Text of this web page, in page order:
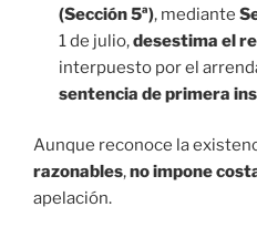
(Sección 5ª), mediante
1 de julio,desestima el
interpuesto por el
sentencia de primera
Aunque reconoce la
razonables,no impone
apelación.